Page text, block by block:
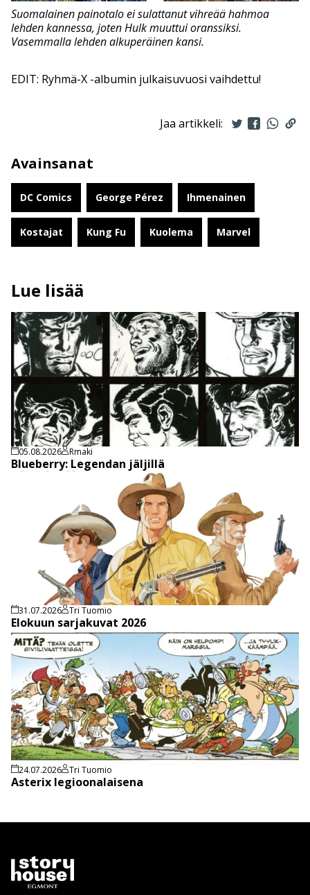
Suomalainen painotalo ei sulattanut vihreää hahmoa
lehden kannessa, joten Hulk muuttui oranssiksi.
Vasemmalla lehden alkuperäinen kansi.
EDIT: Ryhmä-X -albumin julkaisuvuosi vaihdettu!
Jaa artikkeli:
Avainsanat
DC Comics George Pérez Ihmenainen
Kostajat Kung Fu Kuolema Marvel
Lue lisää
05.08.2026 Rmaki
Blueberry: Legendan jäljillä
31.07.2026 Tri Tuomio
Elokuun sarjakuvat 2026
24.07.2026 Tri Tuomio
Asterix legioonalaisena